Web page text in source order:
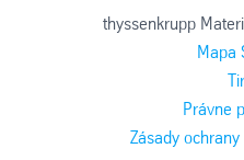
thyssenkrupp
Mapa
Právne
Zásady